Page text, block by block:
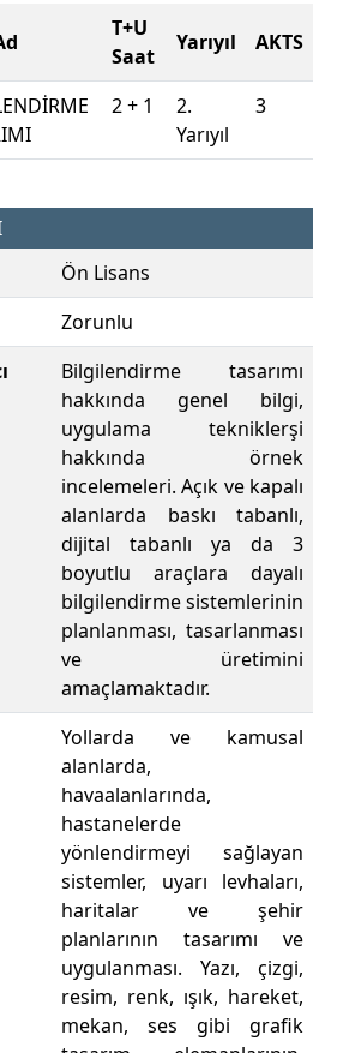
T+U
Saat
Yarıyıl AKTS
2 + 1
2.
Yarıyıl
3
Ön Lisans
Zorunlu
Bilgilendirme tasarımı
hakkında genel bilgi,
uygulama tekniklerşi
hakkında örnek
incelemeleri. Açık ve kapalı
alanlarda baskı tabanlı,
dijital tabanlı ya da 3
boyutlu araçlara dayalı
bilgilendirme sistemlerinin
planlanması, tasarlanması
ve üretimini
amaçlamaktadır.
Yollarda ve kamusal
alanlarda,
havaalanlarında,
hastanelerde
yönlendirmeyi sağlayan
sistemler, uyarı levhaları,
haritalar ve şehir
planlarının tasarımı ve
uygulanması. Yazı, çizgi,
resim, renk, ışık, hareket,
mekan, ses gibi grafik